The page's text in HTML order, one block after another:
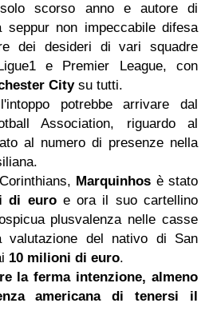
scorso anno e autore di
seppur non impeccabile difesa
dei desideri di vari squadre
e Premier League, con
Citysu tutti.
potrebbe arrivare dal
Association, riguardo al
al numero di presenze nella
Marquinhos è stato
di euroe ora il suo cartellino
plusvalenza nelle casse
valutazione del nativo di San
10 milioni di euro.
la ferma intenzione, almeno
americana di tenersi il